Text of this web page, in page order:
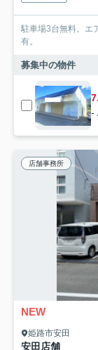
駐車場3台無料。エ
有。
募集中の物件
-
店舗事務所
NEW
姫路市安田
安田店舗